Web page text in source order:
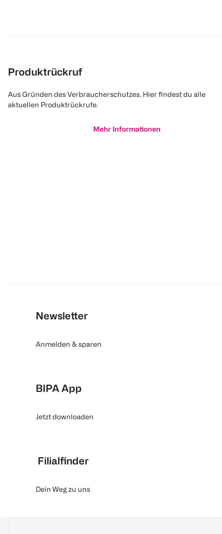
Produktrückruf
Aus Gründen des Verbraucherschutzes. Hier findest du alle
aktuellen Produktrückrufe.
Mehr Informationen
Newsletter
Anmelden & sparen
BIPA App
Jetzt downloaden
Filialfinder
Dein Weg zu uns